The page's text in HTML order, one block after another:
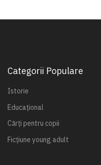
Categorii Populare
Istorie
Educațional
Cărți pentru copii
Ficțiune young adult